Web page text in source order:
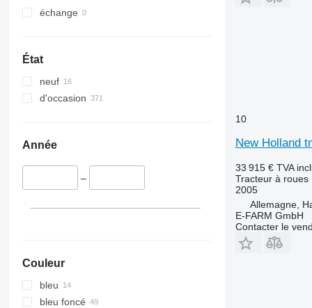
6170
6195 R
6210
6230
6630
6830
échange
État
neuf
d'occasion
Année
–
Couleur
bleu
bleu foncé
10
New Holland
33 915 € TVA
Tracteur à roues
2005
Allemagne,
E-FARM GmbH
Contacter le